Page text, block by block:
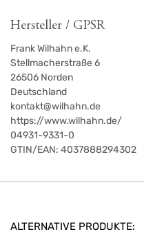
Hersteller / GPSR
Frank Wilhahn e.K.
Stellmacherstraße 6
26506 Norden
Deutschland
kontakt@wilhahn.de
https://www.wilhahn.de/
04931-9331-0
GTIN/EAN: 4037888294302
ALTERNATIVE PRODUKTE: